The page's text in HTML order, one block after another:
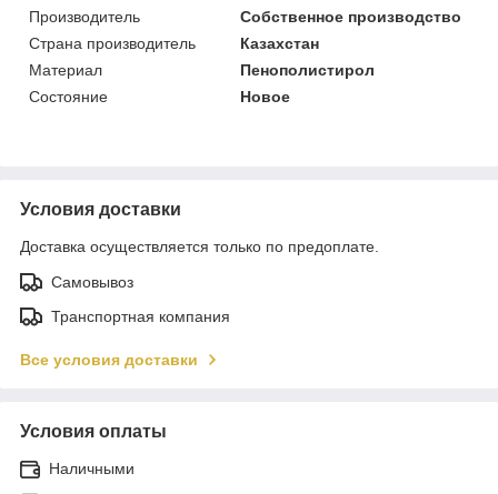
Производитель
Собственное производство
Страна производитель
Казахстан
Материал
Пенополистирол
Состояние
Новое
Условия доставки
Доставка осуществляется только по предоплате.
Самовывоз
Транспортная компания
Все условия доставки
Условия оплаты
Наличными